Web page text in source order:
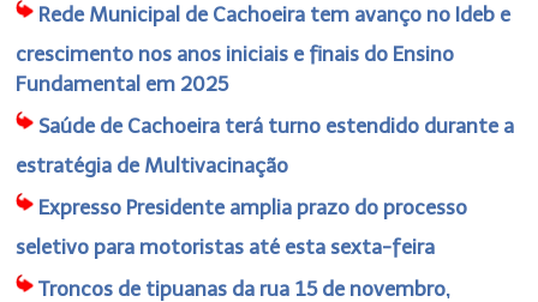
Rede Municipal de Cachoeira tem avanço no Ideb e
crescimento nos anos iniciais e finais do Ensino
Fundamental em 2025
Saúde de Cachoeira terá turno estendido durante a
estratégia de Multivacinação
Expresso Presidente amplia prazo do processo
seletivo para motoristas até esta sexta-feira
Troncos de tipuanas da rua 15 de novembro,